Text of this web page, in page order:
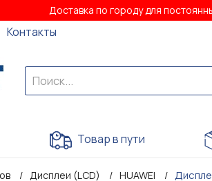
Доставка по городу для
Контакты
Товар в пути
Дисплеи (LCD) HUAWEI